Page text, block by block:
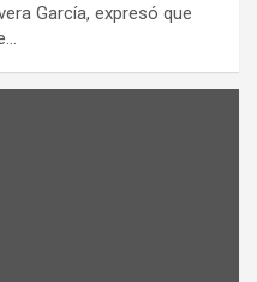
García, expresó que